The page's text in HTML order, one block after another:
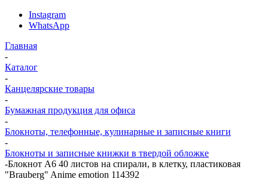
Instagram
WhatsApp
Главная
-
Каталог
-
Канцелярские товары
-
Бумажная продукция для офиса
-
Блокноты, телефонные, кулинарные и записные книги
-
Блокноты и записные книжки в твердой обложке
-Блокнот А6 40 листов на спирали, в клетку, пластиковая
"Brauberg" Anime emotion 114392